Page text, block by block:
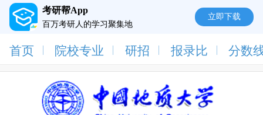
考研帮App
百万考研人的学习聚集地
立即下载
首页 院校专业 研招 报录比 分数